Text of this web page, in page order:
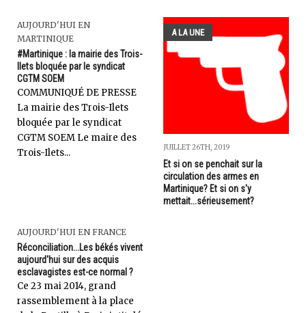
AUJOURD'HUI EN
MARTINIQUE
#Martinique : la mairie des Trois-
Ilets bloquée par le syndicat
CGTM SOEM
COMMUNIQUÉ DE PRESSE
La mairie des Trois-Ilets
bloquée par le syndicat
CGTM SOEM Le maire des
Trois-Ilets...
A LA UNE
JUILLET 26TH, 2019
Et si on se penchait sur la
circulation des armes en
Martinique? Et si on s'y
mettait...sérieusement?
AUJOURD'HUI EN FRANCE
Réconciliation...Les békés vivent
aujourd'hui sur des acquis
esclavagistes est-ce normal ?
Ce 23 mai 2014, grand
rassemblement à la place